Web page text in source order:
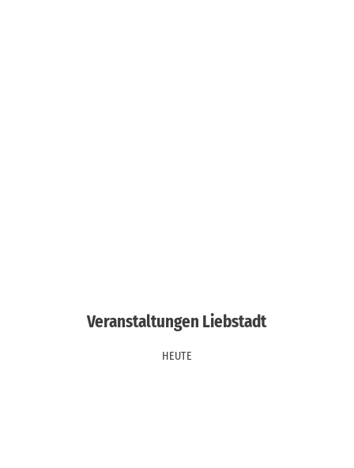
Veranstaltungen Liebstadt
HEUTE